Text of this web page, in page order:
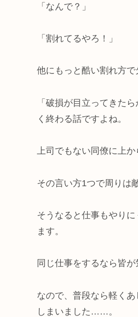
「なんで？」
「割れてるやろ！」
他にもっと酷い割れ方で
「破損が目立ってきた
く終わる話ですよね。
上司でもない同僚に上
その言い方1つで周りは
そうなると仕事もやり
ます。
同じ仕事をするなら皆
なので、普段なら軽く
しまいました……。